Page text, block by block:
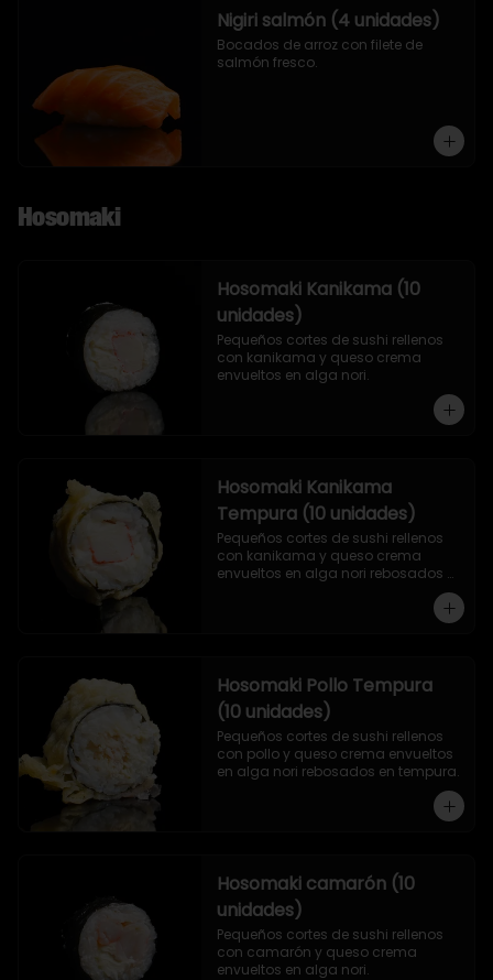
Nigiri salmón (4 unidades)
Bocados de arroz con filete de
salmón fresco.
Hosomaki
Hosomaki Kanikama (10
unidades)
Pequeños cortes de sushi rellenos
con kanikama y queso crema
envueltos en alga nori.
Hosomaki Kanikama
Tempura (10 unidades)
Pequeños cortes de sushi rellenos
con kanikama y queso crema
envueltos en alga nori rebosados
Hosomaki Pollo Tempura
(10 unidades)
Pequeños cortes de sushi rellenos
con pollo y queso crema envueltos
en alga nori rebosados en tempura.
Hosomaki camarón (10
unidades)
Pequeños cortes de sushi rellenos
con camarón y queso crema
envueltos en alga nori.